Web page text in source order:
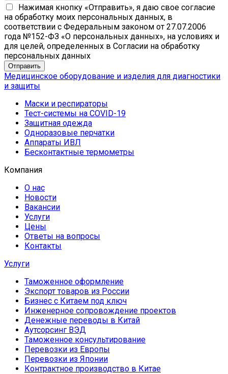
Нажимая кнопку «Отправить», я даю свое согласие
на обработку моих персональных данных, в
соответствии с Федеральным законом от 27.07.2006
года №152-ФЗ «О персональных данных», на условиях и
для целей, определенных в Согласии на обработку
персональных данных
Медицинское оборудование и изделия для диагностики
и защиты
Маски и респираторы
Тест-системы на COVID-19
Защитная одежда
Одноразовые перчатки
Аппараты ИВЛ
Бесконтактные термометры
Компания
О нас
Новости
Вакансии
Услуги
Цены
Ответы на вопросы
Контакты
Услуги
Таможенное оформление
Экспорт товаров из России
Бизнес с Китаем под ключ
Инженерное сопровождение проектов
Денежные переводы в Китай
Аутсорсинг ВЭД
Таможенное консультирование
Перевозки из Европы
Перевозки из Японии
Контрактное производство в Китае